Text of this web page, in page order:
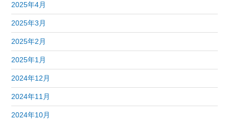
2025年4月
2025年3月
2025年2月
2025年1月
2024年12月
2024年11月
2024年10月